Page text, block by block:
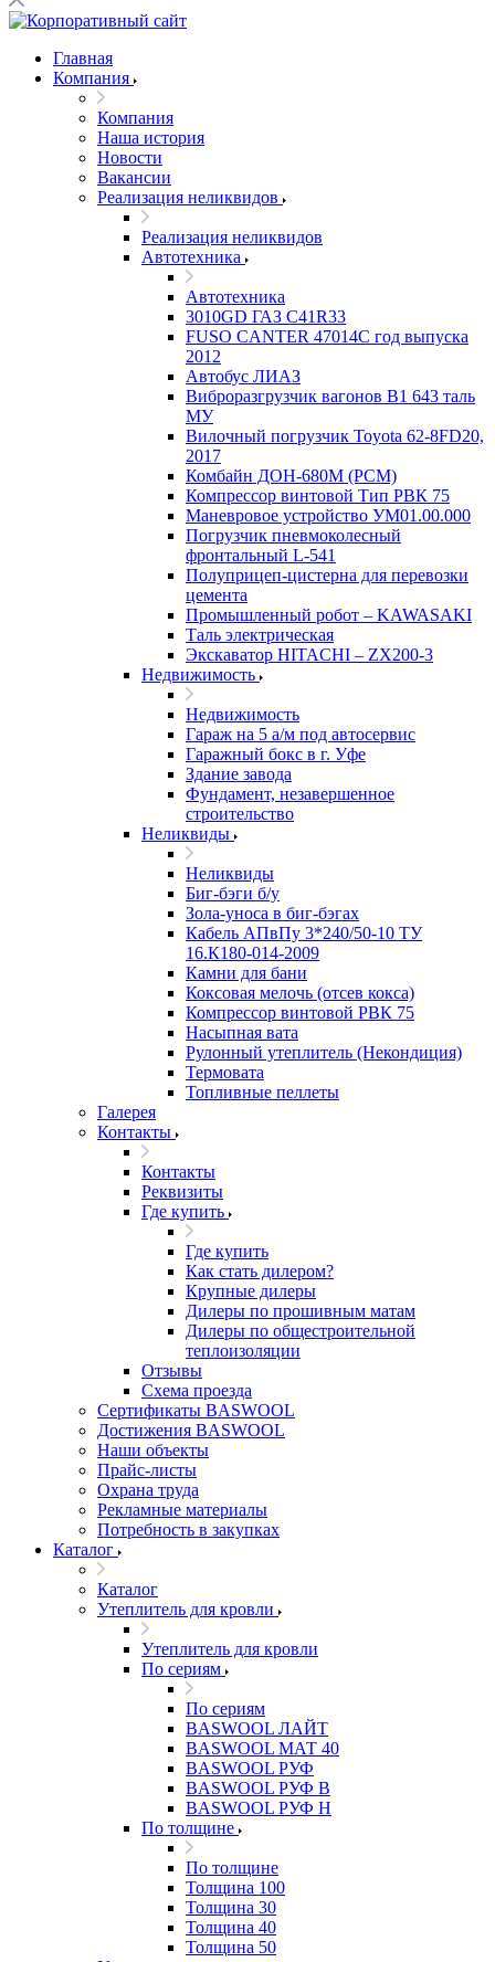
Главная
Компания
Компания
Наша история
Новости
Вакансии
Реализация неликвидов
Реализация неликвидов
Автотехника
Автотехника
3010GD ГАЗ С41R33
FUSO CANTER 47014C год выпуска
2012
Автобус ЛИАЗ
Виброразгрузчик вагонов В1 643 таль
МУ
Вилочный погрузчик Toyota 62-8FD20,
2017
Комбайн ДОН-680М (РСМ)
Компрессор винтовой Тип РВК 75
Маневровое устройство УМ01.00.000
Погрузчик пневмоколесный
фронтальный L-541
Полуприцеп-цистерна для перевозки
цемента
Промышленный робот – KAWASAKI
Таль электрическая
Экскаватор HITACHI – ZX200-3
Недвижимость
Недвижимость
Гараж на 5 а/м под автосервис
Гаражный бокс в г. Уфе
Здание завода
Фундамент, незавершенное
строительство
Неликвиды
Неликвиды
Биг-бэги б/у
Зола-уноса в биг-бэгах
Кабель АПвПу 3*240/50-10 ТУ
16.К180-014-2009
Камни для бани
Коксовая мелочь (отсев кокса)
Компрессор винтовой РВК 75
Насыпная вата
Рулонный утеплитель (Некондиция)
Термовата
Топливные пеллеты
Галерея
Контакты
Контакты
Реквизиты
Где купить
Где купить
Как стать дилером?
Крупные дилеры
Дилеры по прошивным матам
Дилеры по общестроительной
теплоизоляции
Отзывы
Схема проезда
Сертификаты BASWOOL
Достижения BASWOOL
Наши объекты
Прайс-листы
Охрана труда
Рекламные материалы
Потребность в закупках
Каталог
Каталог
Утеплитель для кровли
Утеплитель для кровли
По сериям
По сериям
BASWOOL ЛАЙТ
BASWOOL МАТ 40
BASWOOL РУФ
BASWOOL РУФ В
BASWOOL РУФ Н
По толщине
По толщине
Толщина 100
Толщина 30
Толщина 40
Толщина 50